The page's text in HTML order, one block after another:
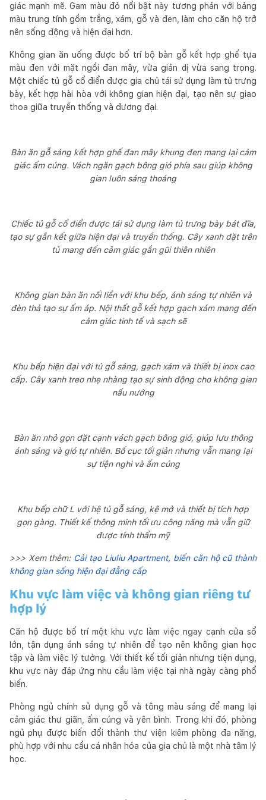
giác mạnh mẽ. Gam màu đỏ nổi bật này tương phản với bảng
màu trung tính gồm trắng, xám, gỗ và đen, làm cho căn hộ trở
nên sống động và hiện đại hơn.
Không gian ăn uống được bố trí bộ bàn gỗ kết hợp ghế tựa
màu đen với mặt ngồi đan mây, vừa giản dị vừa sang trọng.
Một chiếc tủ gỗ cổ điển được gia chủ tái sử dụng làm tủ trưng
bày, kết hợp hài hòa với không gian hiện đại, tạo nên sự giao
thoa giữa truyền thống và đương đại.
Bàn ăn gỗ sáng kết hợp ghế đan mây khung đen mang lại cảm
giác ấm cúng. Vách ngăn gạch bông gió phía sau giúp không
gian luôn sáng thoáng
Chiếc tủ gỗ cổ điển được tái sử dụng làm tủ trưng bày bát đĩa,
tạo sự gắn kết giữa hiện đại và truyền thống. Cây xanh đặt trên
tủ mang đến cảm giác gần gũi thiên nhiên
Không gian bàn ăn nối liền với khu bếp, ánh sáng tự nhiên và
đèn thả tạo sự ấm áp. Nội thất gỗ kết hợp gạch xám mang đến
cảm giác tinh tế và sạch sẽ
Khu bếp hiện đại với tủ gỗ sáng, gạch xám và thiết bị inox cao
cấp. Cây xanh treo nhẹ nhàng tạo sự sinh động cho không gian
nấu nướng
Bàn ăn nhỏ gọn đặt cạnh vách gạch bông gió, giúp lưu thông
ánh sáng và gió tự nhiên. Bố cục tối giản nhưng vẫn mang lại
sự tiện nghi và ấm cúng
Khu bếp chữ L với hệ tủ gỗ sáng, kệ mở và thiết bị tích hợp
gọn gàng. Thiết kế thông minh tối ưu công năng mà vẫn giữ
được tính thẩm mỹ
>>> Xem thêm: Cải tạo Liuliu Apartment, biến căn hộ cũ thành
không gian sống hiện đại đẳng cấp
Khu vực làm việc và không gian riêng tư
hợp lý
Căn hộ được bố trí một khu vực làm việc ngay cạnh cửa sổ
lớn, tận dụng ánh sáng tự nhiên để tạo nên không gian học
tập và làm việc lý tưởng. Với thiết kế tối giản nhưng tiện dụng,
khu vực này đáp ứng nhu cầu làm việc tại nhà ngày càng phổ
biến.
Phòng ngủ chính sử dụng gỗ và tông màu sáng để mang lại
cảm giác thư giãn, ấm cúng và yên bình. Trong khi đó, phòng
ngủ phụ được biến đổi thành thư viện kiêm phòng đa năng,
phù hợp với nhu cầu cá nhân hóa của gia chủ là một nhà tâm lý
học.